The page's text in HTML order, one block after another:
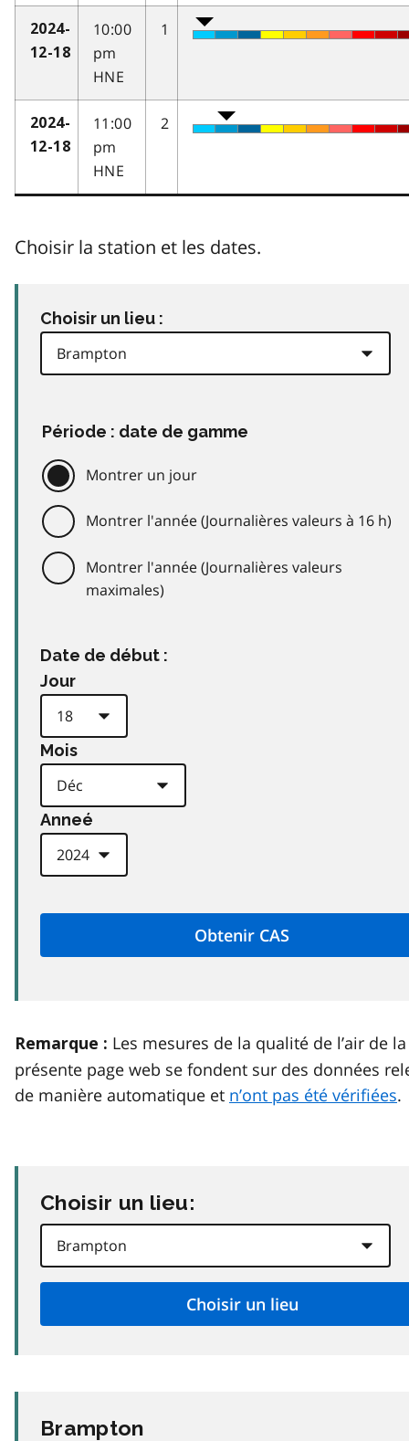
2024-
12-18
10:00
pm
HNE
1
2024-
12-18
11:00
pm
HNE
2
Choisir la station et les dates.
Choisir un lieu :
Période : date de gamme
Montrer un jour
Montrer l'année (Journalières valeurs à 16 h)
Montrer l'année (Journalières valeurs
maximales)
Date de début :
Jour
Mois
Anneé
Remarque : Les mesures de la qualité de l’air de la
présente page web se fondent sur des données
de manière automatique et n’ont pas été vérifiées.
Choisir un lieu:
Brampton